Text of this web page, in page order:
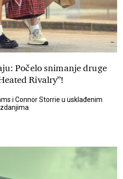
Počelo snimanje druge
Rivalry”!
i Connor Storrie u usklađenim